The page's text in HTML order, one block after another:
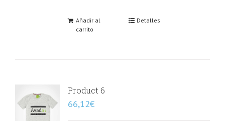
Añadir al
carrito
Detalles
Product 6
66,12€